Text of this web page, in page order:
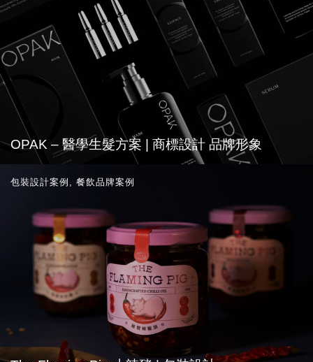
OPAK – 醫學生髮方案 | 商標設計 品牌形象
包裝設計案例 , 餐飲品牌案例